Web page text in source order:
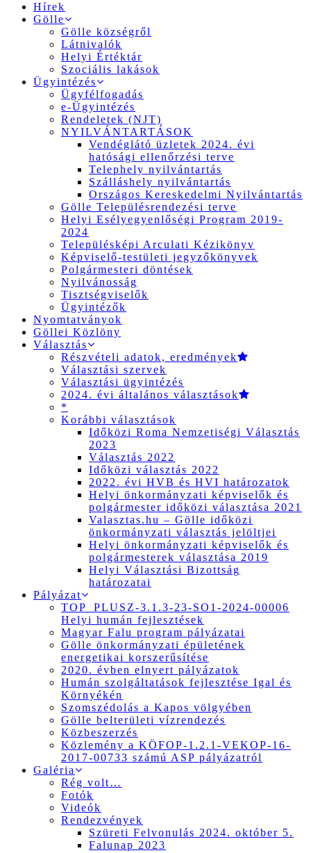
Hírek
Gölle
Gölle községről
Látnivalók
Helyi Értéktár
Szociális lakások
Ügyintézés
Ügyfélfogadás
e-Ügyintézés
Rendeletek (NJT)
NYILVÁNTARTÁSOK
Vendéglátó üzletek 2024. évi
hatósági ellenőrzési terve
Telephely nyilvántartás
Szálláshely nyilvántartás
Országos Kereskedelmi Nyilvántartás
Gölle Településrendezési terve
Helyi Esélyegyenlőségi Program 2019-
2024
Településképi Arculati Kézikönyv
Képviselő-testületi jegyzőkönyvek
Polgármesteri döntések
Nyilvánosság
Tisztségviselők
Ügyintézők
Nyomtatványok
Göllei Közlöny
Választás
Részvételi adatok, eredmények
Választási szervek
Választási ügyintézés
2024. évi általános választások
*
Korábbi választások
Időközi Roma Nemzetiségi Választás
2023
Választás 2022
Időközi választás 2022
2022. évi HVB és HVI határozatok
Helyi önkormányzati képviselők és
polgármester időközi választása 2021
Valasztas.hu – Gölle időközi
önkormányzati választás jelöltjei
Helyi önkormányzati képviselők és
polgármesterek választása 2019
Helyi Választási Bizottság
határozatai
Pályázat
TOP_PLUSZ-3.1.3-23-SO1-2024-00006
Helyi humán fejlesztések
Magyar Falu program pályázatai
Gölle önkormányzati épületének
energetikai korszerűsítése
2020. évben elnyert pályázatok
Humán szolgáltatások fejlesztése Igal és
Környékén
Szomszédolás a Kapos völgyében
Gölle belterületi vízrendezés
Közbeszerzés
Közlemény a KÖFOP-1.2.1-VEKOP-16-
2017-00733 számú ASP pályázatról
Galéria
Rég volt…
Fotók
Videók
Rendezvények
Szüreti Felvonulás 2024. október 5.
Falunap 2023